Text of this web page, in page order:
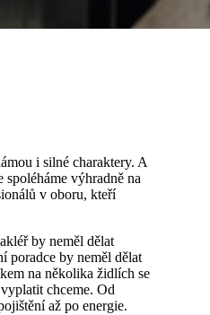
i silné charaktery. A
spoléháme výhradně na
v oboru, kteří
by neměl dělat
poradce by neměl dělat
na několika židlích se
chceme. Od
až po energie.